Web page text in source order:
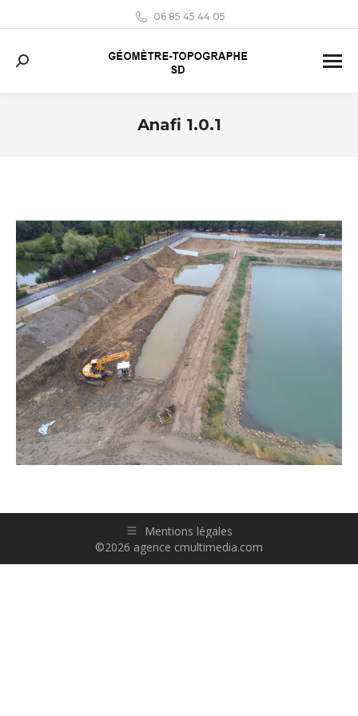
06 85 45 44 05
Search:
Anafi 1.0.1
Mentions légales
©2026 agence cmultimedia.com